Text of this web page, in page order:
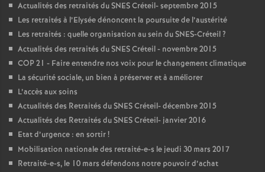
Actualités des retraités duSNESCréteil- septembre 2015
Les retraités à l’Elysée dénoncent la poursuite de l’austérité
Les retraités : quelle organisation au sein duSNES-Créteil?
Actualités des retraités duSNESCréteil - novembre 2015
COP21 - Faire entendre nos voix pour le changement climatique
La sécurité sociale, un bien à préserver et à améliorer
L’accès aux soins
Actualités des Retraités duSNESCréteil- décembre 2015
Actualités des Retraités duSNESCréteil- janvier 2016
Etat d’urgence : en sortir!
Mobilisation nationale des retraité-e-s le jeudi 30 mars 2017
Retraité-e-s, le 10 mars défendons notre pouvoir d’achat